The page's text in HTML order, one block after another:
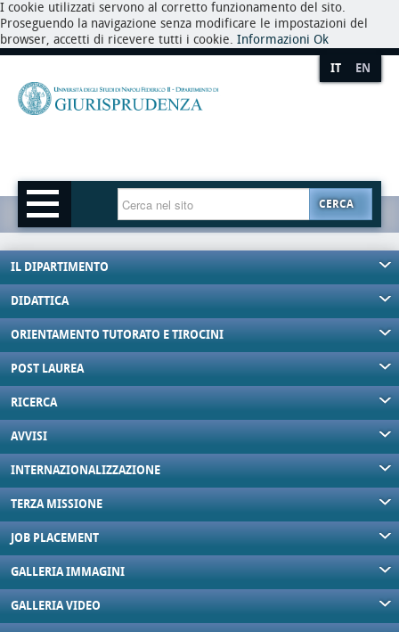
I cookie utilizzati servono al corretto funzionamento del sito.
Proseguendo la navigazione senza modificare le impostazioni del
browser, accetti di ricevere tutti i cookie. Informazioni Ok
IT EN
CERCA
IL DIPARTIMENTO
DIDATTICA
ORIENTAMENTO TUTORATO E TIROCINI
POST LAUREA
RICERCA
AVVISI
INTERNAZIONALIZZAZIONE
TERZA MISSIONE
JOB PLACEMENT
GALLERIA IMMAGINI
GALLERIA VIDEO